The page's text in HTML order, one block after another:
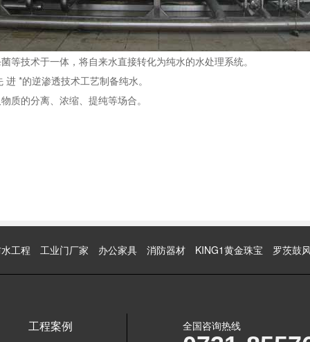
技术于一体，将自来水直接转化为纯水的水处理系统。
*的逆渗透技术工艺制备纯水。
的分离、浓缩、提纯等场合。
工程 工业门厂家 办公家具 消防器材 KING1黄金珠宝 罗茨鼓
工程案例 全国咨询热线